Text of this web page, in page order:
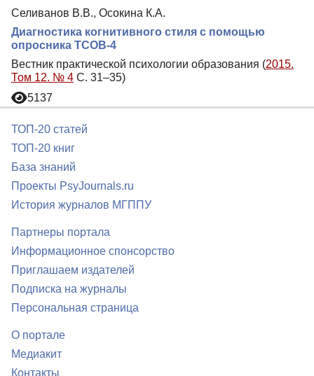
Селиванов В.В., Осокина К.А.
Диагностика когнитивного стиля с помощью
опросника ТСОВ-4
Вестник практической психологии образования (2015.
Том 12. № 4 С. 31–35)
5137
ТОП-20 статей
ТОП-20 книг
База знаний
Проекты PsyJournals.ru
История журналов МГППУ
Партнеры портала
Информационное спонсорство
Приглашаем издателей
Подписка на журналы
Персональная страница
О портале
Медиакит
Контакты